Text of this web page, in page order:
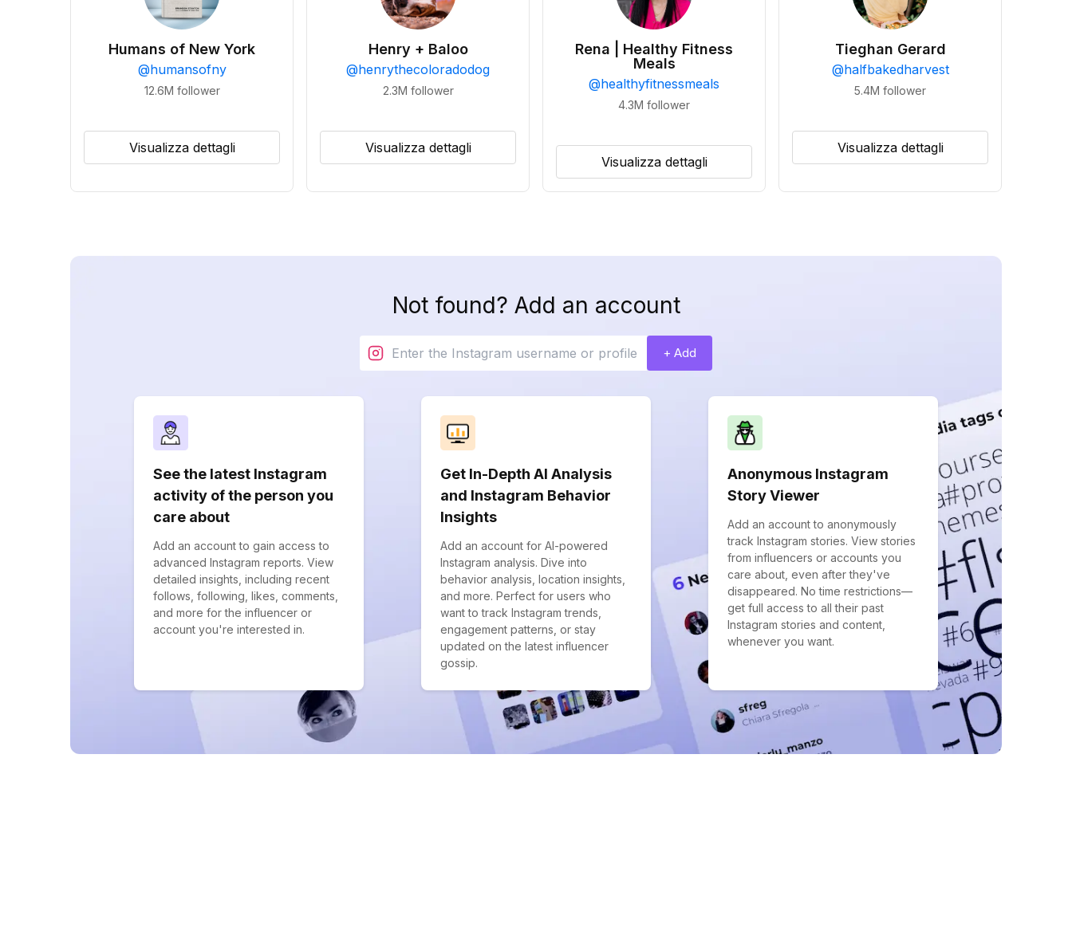
Humans of New York
@humansofny
12.6M follower
Visualizza dettagli
Henry + Baloo
@henrythecoloradodog
2.3M follower
Visualizza dettagli
Rena | Healthy Fitness
Meals
@healthyfitnessmeals
4.3M follower
Visualizza dettagli
Tieghan Gerard
@halfbakedharvest
5.4M follower
Visualizza dettagli
Not found? Add an account
+ Add
See the latest Instagram
activity of the person you
care about
Add an account to gain access to
advanced Instagram reports. View
detailed insights, including recent
follows, following, likes, comments,
and more for the influencer or
account you're interested in.
Get In-Depth AI Analysis
and Instagram Behavior
Insights
Add an account for AI-powered
Instagram analysis. Dive into
behavior analysis, location insights,
and more. Perfect for users who
want to track Instagram trends,
engagement patterns, or stay
updated on the latest influencer
gossip.
Anonymous Instagram
Story Viewer
Add an account to anonymously
track Instagram stories. View stories
from influencers or accounts you
care about, even after they've
disappeared. No time restrictions—
get full access to all their past
Instagram stories and content,
whenever you want.